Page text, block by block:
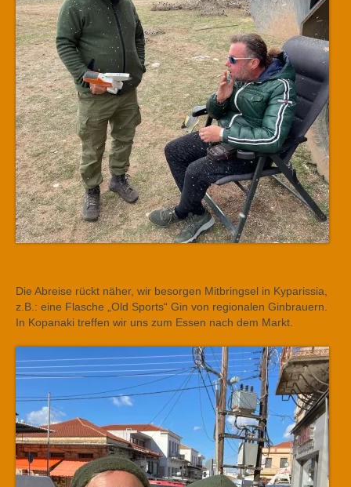
Die Abreise rückt näher, wir besorgen Mitbringsel in Kyparissia,
z.B.: eine Flasche „Old Sports“ Gin von regionalen Ginbrauern.
In Kopanaki treffen wir uns zum Essen nach dem Markt.